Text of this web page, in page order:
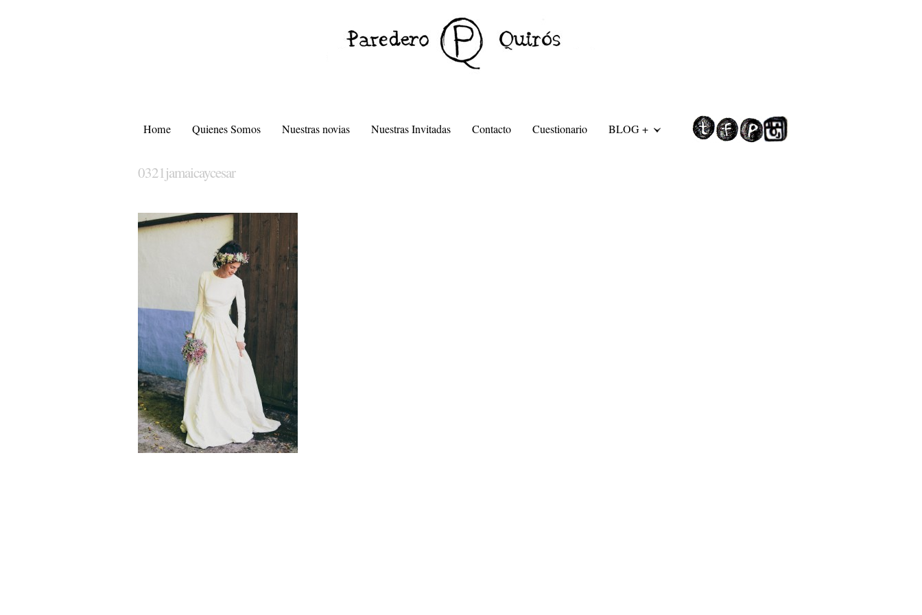
Home Quienes Somos Nuestras novias Nuestras Invitadas Contacto Cuestionario BLOG +
0321jamaicaycesar